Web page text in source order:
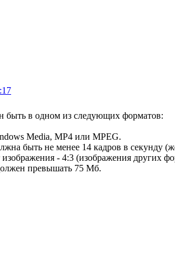
быть в одном из следующих форматов:
Media, MP4 или MPEG.
быть не менее 14 кадров в секунду
- 4:3 (изображения других
превышать 75 Мб.